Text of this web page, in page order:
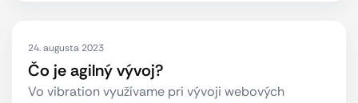
24. augusta 2023
Čo je agilný vývoj?
Vo vibration využívame pri vývoji webových